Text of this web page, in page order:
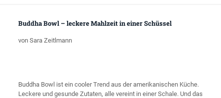
Buddha Bowl – leckere Mahlzeit in einer Schüssel
von Sara Zeitlmann
Buddha Bowl ist ein cooler Trend aus der amerikanischen Küche.
Leckere und gesunde Zutaten, alle vereint in einer Schale. Und das